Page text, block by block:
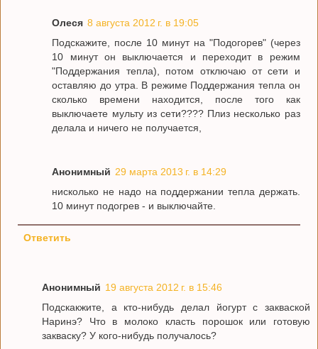
Олеся 8 августа 2012 г. в 19:05
Подскажите, после 10 минут на "Подогорев" (через
10 минут он выключается и переходит в режим
"Поддержания тепла), потом отключаю от сети и
оставляю до утра. В режиме Поддержания тепла он
сколько времени находится, после того как
выключаете мульту из сети???? Плиз несколько раз
делала и ничего не получается,
Анонимный 29 марта 2013 г. в 14:29
нисколько не надо на поддержании тепла держать.
10 минут подогрев - и выключайте.
Ответить
Анонимный 19 августа 2012 г. в 15:46
Подскакжите, а кто-нибудь делал йогурт с закваской
Наринэ? Что в молоко класть порошок или готовую
закваску? У кого-нибудь получалось?